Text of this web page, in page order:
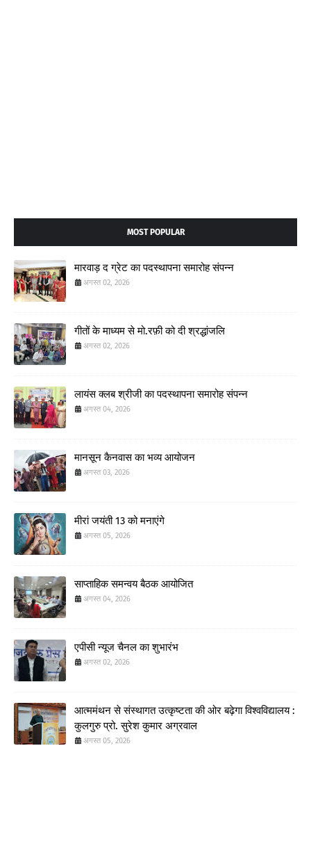
MOST POPULAR
मारवाड़ द ग्रेट का पदस्थापना समारोह संपन्न
अगस्त 02, 2026
गीतों के माध्यम से मो.रफ़ी को दी श्रद्धांजलि
अगस्त 02, 2026
लायंस क्लब श्रीजी का पदस्थापना समारोह संपन्न
अगस्त 04, 2026
मानसून कैनवास का भव्य आयोजन
अगस्त 03, 2026
मीरां जयंती 13 को मनाएंगे
अगस्त 05, 2026
साप्ताहिक समन्वय बैठक आयोजित
अगस्त 04, 2026
एपीसी न्यूज चैनल का शुभारंभ
अगस्त 02, 2026
आत्ममंथन से संस्थागत उत्कृष्टता की ओर बढ़ेगा विश्वविद्यालय :
कुलगुरु प्रो. सुरेश कुमार अग्रवाल
अगस्त 05, 2026